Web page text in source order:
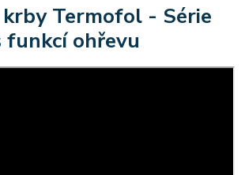
Termofol - Série
funkcí ohřevu